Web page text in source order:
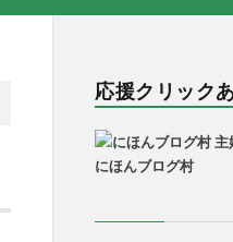
応援クリック
にほんブログ村